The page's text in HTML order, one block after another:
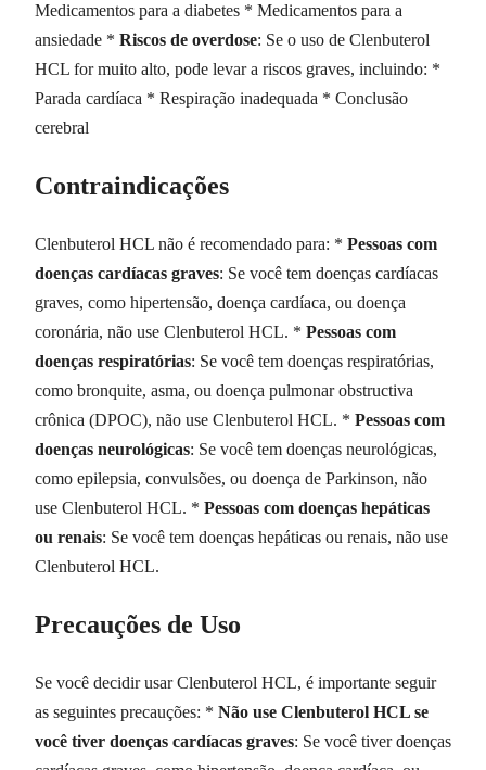
Medicamentos para a diabetes * Medicamentos para a
ansiedade * Riscos de overdose: Se o uso de Clenbuterol
HCL for muito alto, pode levar a riscos graves, incluindo: *
Parada cardíaca * Respiração inadequada * Conclusão
cerebral
Contraindicações
Clenbuterol HCL não é recomendado para: * Pessoas com
doenças cardíacas graves: Se você tem doenças cardíacas
graves, como hipertensão, doença cardíaca, ou doença
coronária, não use Clenbuterol HCL. * Pessoas com
doenças respiratórias: Se você tem doenças respiratórias,
como bronquite, asma, ou doença pulmonar obstructiva
crônica (DPOC), não use Clenbuterol HCL. * Pessoas com
doenças neurológicas: Se você tem doenças neurológicas,
como epilepsia, convulsões, ou doença de Parkinson, não
use Clenbuterol HCL. * Pessoas com doenças hepáticas
ou renais: Se você tem doenças hepáticas ou renais, não use
Clenbuterol HCL.
Precauções de Uso
Se você decidir usar Clenbuterol HCL, é importante seguir
as seguintes precauções: * Não use Clenbuterol HCL se
você tiver doenças cardíacas graves: Se você tiver doenças